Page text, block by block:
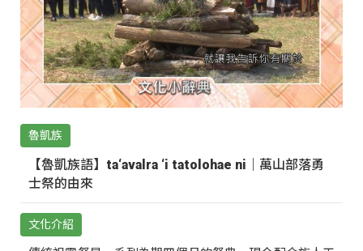
魯凱族
【魯凱族語】ta‘avalra ‘i tatolohae ni｜萬山部落勇
士祭的由來
文化介紹